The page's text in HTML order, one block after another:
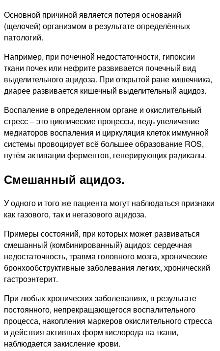
Основной причиной является потеря оснований
(щелочей) организмом в результате определённых
патологий.
Например, при почечной недостаточности, гипоксии
ткани почек или нефрите развивается почечный вид
выделительного ацидоза. При открытой ране кишечника,
диарее развивается кишечный выделительный ацидоз.
Воспаление в определенном органе и окислительный
стресс – это циклические процессы, ведь увеличение
медиаторов воспаления и циркуляция клеток иммунной
системы провоцирует всё большее образование ROS,
путём активации ферментов, генерирующих радикалы.
Смешанный ацидоз.
У одного и того же пациента могут наблюдаться признаки
как газового, так и негазового ацидоза.
Примеры состояний, при которых может развиваться
смешанный (комбинированный) ацидоз: сердечная
недостаточность, травма головного мозга, хронические
бронхообструктивные заболевания легких, хронический
гастроэнтерит.
При любых хронических заболеваниях, в результате
постоянного, непрекращающегося воспалительного
процесса, накопления маркеров окислительного стресса
и действия активных форм кислорода на ткани,
наблюдается закисление крови.